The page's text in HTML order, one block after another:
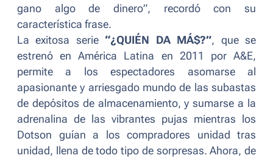
gano algo de dinero”, recordó con su
característica frase.
La exitosa serie “¿QUIÉN DA MÁ$?”, que se
estrenó en América Latina en 2011 por A&E,
permite a los espectadores asomarse al
apasionante y arriesgado mundo de las subastas
de depósitos de almacenamiento, y sumarse a la
adrenalina de las vibrantes pujas mientras los
Dotson guían a los compradores unidad tras
unidad, llena de todo tipo de sorpresas. Ahora, de